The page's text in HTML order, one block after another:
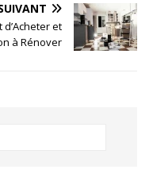
d’Acheter et
à Rénover